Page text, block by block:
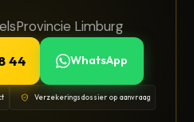
Provincie Limburg
44 WhatsApp
Verzekeringsdossier op aanvraag